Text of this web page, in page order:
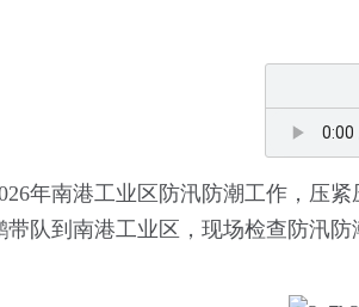
年南港工业区防汛防潮工作，压
带队到南港工业区，现场检查防汛